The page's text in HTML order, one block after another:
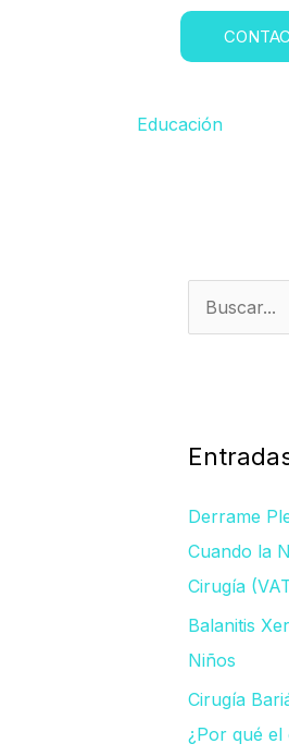
Educación
a
p
o
r
:
Derrame
Cuando la
Cirugía
Balanitis
Niños
Cirugía
¿Por qué el